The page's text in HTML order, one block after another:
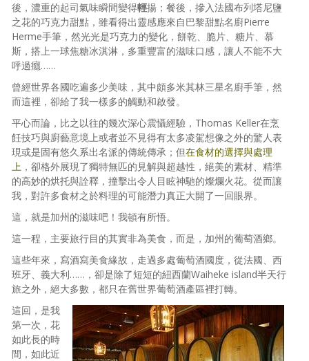
後，濃重的起司氣味瞬間變得輕揚；餐後，摻入法國布列塔尼鹽
之花的巧克力甜點，雖看得出靈感應來自巴黎甜點名廚Pierre
Herme手筆，然光光是巧克力的變化，餅乾、脆片、糖片、慕
斯，搭上一球焦糖冰淇淋，多重豐富的滋味口感，讓人不能不大
呼過癮……
曾經世界各國吃遍多少美味，其中頗多米其林三星名廚手筆，然
而這裡，卻給了我一樣多的觸動和啟發。
平心而論，比之以往的幾次深心震懾經驗，Thomas Keller在烹
飪技巧與廚藝意境上或者並不見得有太多凌駕想像之外的驚人表
現或是固有悠久系出名派的傳統傳承；但在食材的選擇與處理
上 ，卻格外展現了獨特無匹的見解與超越性，絕美的素材、精準
的高妙的烘托與詮釋，撞擊出令人目眩神馳的燦爛火花。從而讓
我，對許多食材之於料理的可能潛力真正大開了一回眼界。
這，就是加州的滋味吧！我頓有所悟。
這一程，主要旅行目的其實非為美食，而是，加州的葡萄酒鄉。
這些年來，寫酒寫美食緣故，走過多處葡萄酒國度，從法國、西
班牙、義大利……，卻是除了短短的紐西蘭Waiheke island半天行
旅之外，絕大多數，都只在舊世界葡萄酒產區裡打轉。
這回，是我
第一次，花
如此長的時
間，如此近